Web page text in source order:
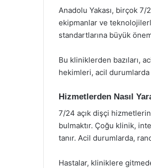
Anadolu Yakası, birçok
ekipmanlar ve
standartlarına büyük
Bu kliniklerden bazıları,
hekimleri, acil
Hizmetlerden Nasıl
7/24 açık dişçi
bulmaktır. Çoğu klinik,
tanır. Acil durumlarda,
Hastalar, kliniklere